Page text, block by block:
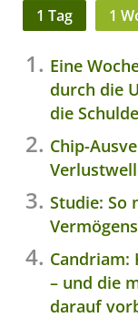
1 Tag 1
Eine
durch die
die
Chip-
Studie: So
Candriam:
– und die
darauf